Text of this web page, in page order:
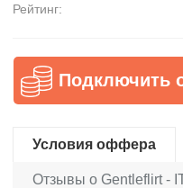
Рейтинг:
Подключить
Условия оффера
Отзывы о Gentleflirt -